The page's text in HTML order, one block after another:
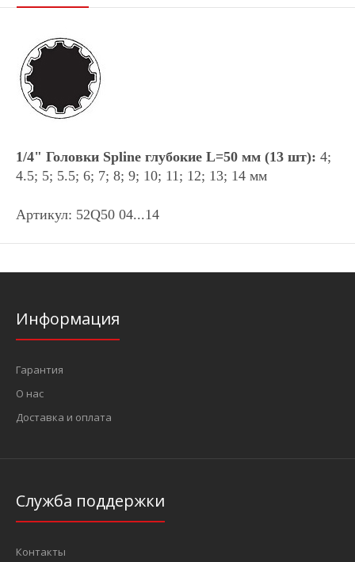
1/4" Головки Spline глубокие L=50 мм (13 шт): 4;
4.5; 5; 5.5; 6; 7; 8; 9; 10; 11; 12; 13; 14 мм
Артикул: 52Q50 04...14
Информация
Гарантия
О нас
Доставка и оплата
Служба поддержки
Контакты